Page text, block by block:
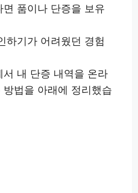
품이나 단증을 보유
하기가 어려웠던 경험
내 단증 내역을 온라
법을 아래에 정리했습